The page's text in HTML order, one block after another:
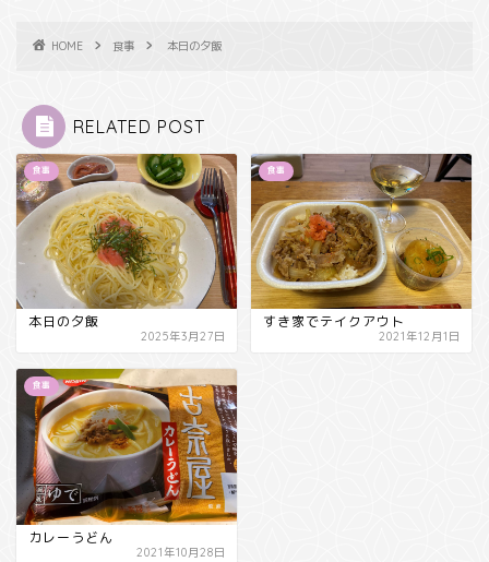
HOME 食事 本日の夕飯
RELATED POST
食事
本日の夕飯
2025年3月27日
食事
すき家でテイクアウト
2021年12月1日
食事
カレーうどん
2021年10月28日